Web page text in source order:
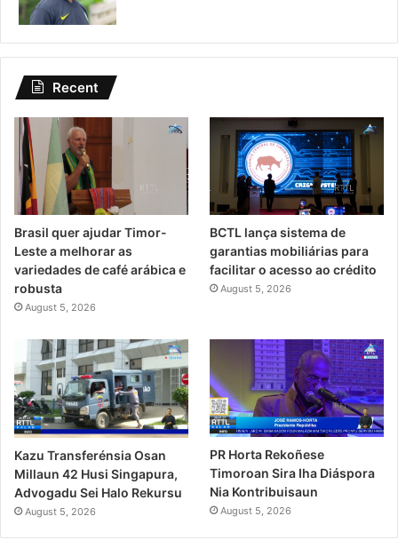
Recent
Brasil quer ajudar Timor-
Leste a melhorar as
variedades de café arábica e
robusta
August 5, 2026
BCTL lança sistema de
garantias mobiliárias para
facilitar o acesso ao crédito
August 5, 2026
Kazu Transferénsia Osan
Millaun 42 Husi Singapura,
Advogadu Sei Halo Rekursu
August 5, 2026
PR Horta Rekoñese
Timoroan Sira Iha Diáspora
Nia Kontribuisaun
August 5, 2026